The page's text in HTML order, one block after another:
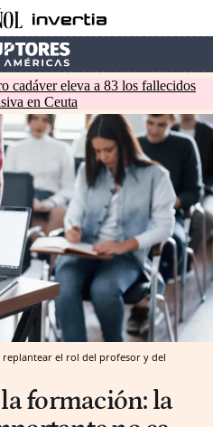
cadáver eleva a 83 los fallecidos
en Ceuta
replantear el rol del profesor y del
formación: la